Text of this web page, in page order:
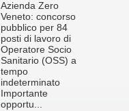
Azienda Zero
Veneto: concorso
pubblico per 84
posti di lavoro di
Operatore Socio
Sanitario (OSS) a
tempo
indeterminato
Importante
opportu...